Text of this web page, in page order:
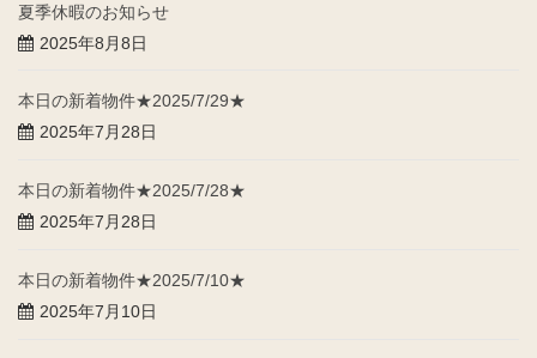
夏季休暇のお知らせ
2025年8月8日
本日の新着物件★2025/7/29★
2025年7月28日
本日の新着物件★2025/7/28★
2025年7月28日
本日の新着物件★2025/7/10★
2025年7月10日